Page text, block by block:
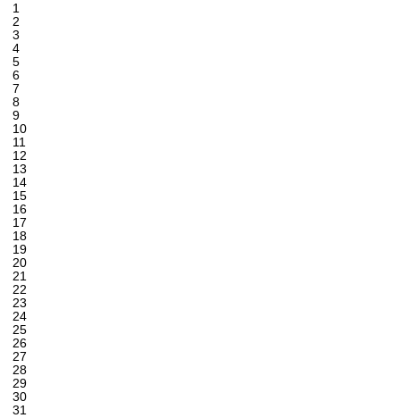
1
2
3
4
5
6
7
8
9
10
11
12
13
14
15
16
17
18
19
20
21
22
23
24
25
26
27
28
29
30
31